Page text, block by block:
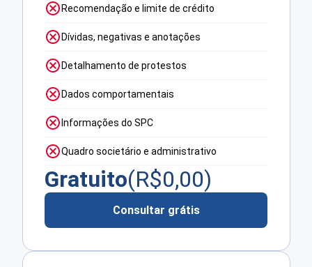
Recomendação e limite de crédito
Dívidas, negativas e anotações
Detalhamento de protestos
Dados comportamentais
Informações do SPC
Quadro societário e administrativo
Gratuito(R$0,00)
Consultar grátis